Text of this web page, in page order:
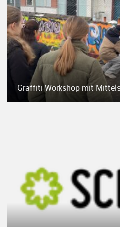
Graffiti Workshop mit